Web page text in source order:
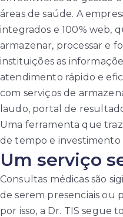
áreas de saúde. A
integrados e 100% web,
armazenar, processar e
instituições as
atendimento rápido e
com serviços de
laudo, portal de
Uma ferramenta que
de tempo e investimento
Um serviço
Consultas médicas são
de serem presenciais
por isso, a Dr. TIS segue